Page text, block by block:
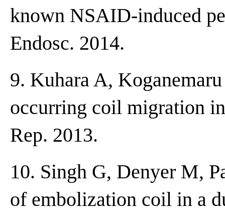
known NSAID-induced
Endosc. 2014.
9. Kuhara A,
occurring coil migration
Rep. 2013.
10. Singh G, Denyer M,
of embolization coil in a